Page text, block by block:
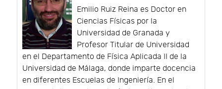
Emilio Ruiz Reina es Doctor en
Ciencias Físicas por la
Universidad de Granada y
Profesor Titular de Universidad
en el Departamento de Física Aplicada II de la
Universidad de Málaga, donde imparte docencia
en diferentes Escuelas de Ingeniería. En el